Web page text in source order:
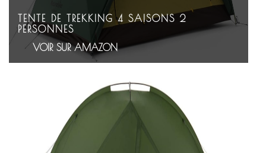
TENTE DE TREKKING 4 SAISONS 2
PERSONNES
VOIR SUR AMAZON